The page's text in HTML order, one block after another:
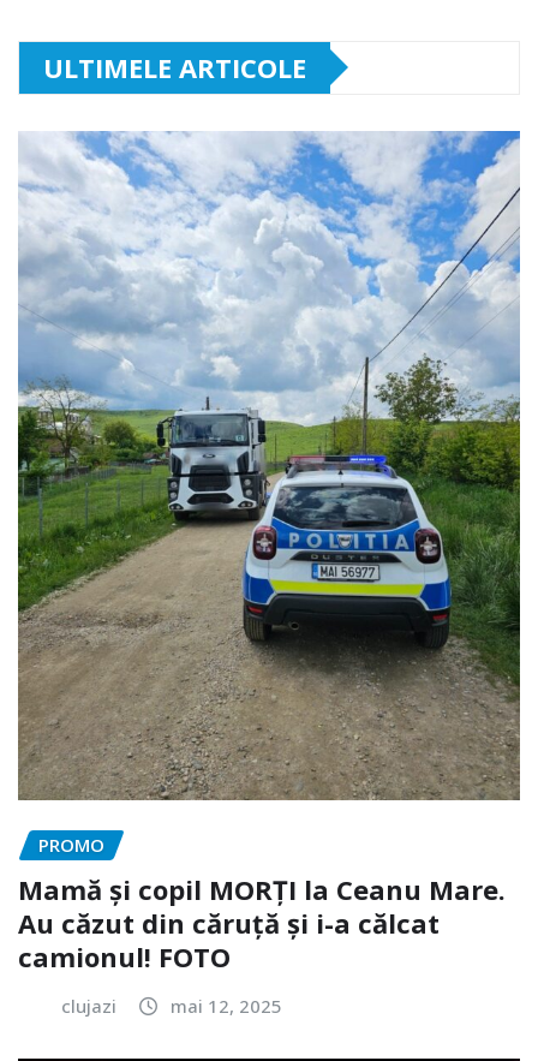
ULTIMELE ARTICOLE
PROMO
Mamă și copil MORȚI la Ceanu Mare.
Au căzut din căruță și i-a călcat
camionul! FOTO
clujazi mai 12, 2025